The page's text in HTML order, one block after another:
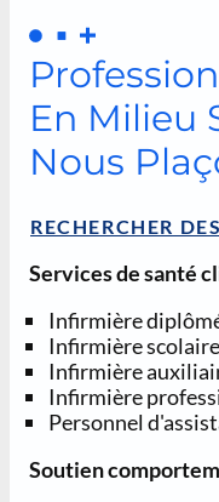
En Milieu
Nous
RECHERCHER
Services de santé
Infirmière
Infirmière
Infirmière
Infirmière
Personnel
Soutien